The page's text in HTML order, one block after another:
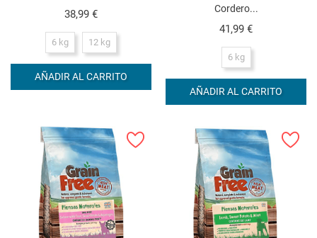
38,99 €Precio
6 kg 12 kg
AÑADIR AL CARRITO
Cordero...
41,99 €Precio
6 kg
AÑADIR AL CARRITO